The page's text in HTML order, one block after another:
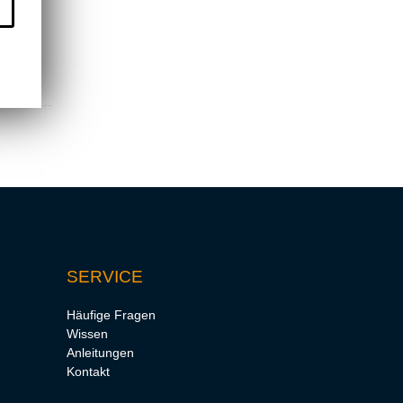
SERVICE
Häufige Fragen
Wissen
Anleitungen
Kontakt